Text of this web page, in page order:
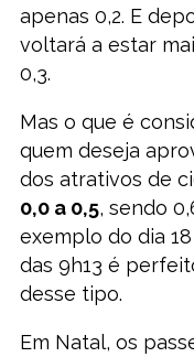
apenas 0,2. E
voltará a estar
0,3.
Mas o que é
quem deseja
dos atrativos de
0,0 a 0,5, sendo
exemplo do dia
das 9h13 é
desse tipo.
Em Natal, os